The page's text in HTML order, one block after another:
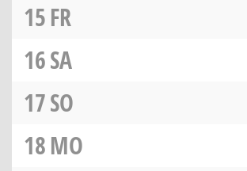
15FR
16SA
17SO
18MO